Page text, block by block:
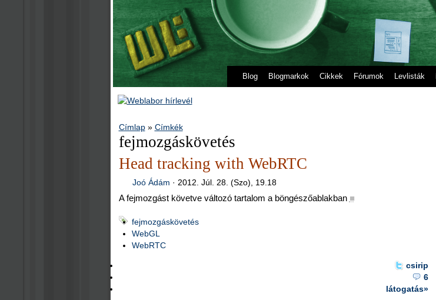
Blog Blogmarkok Cikkek Fórumok Levlisták
Címlap» Címkék
fejmozgáskövetés
Head tracking with WebRTC
Joó Ádám · 2012. Júl. 28. (Szo), 19.18
A fejmozgást követve változó tartalom a böngészőablakban ■
fejmozgáskövetés
WebGL
WebRTC
csirip
6
látogatás»